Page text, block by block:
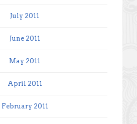
July 2011
June 2011
May 2011
April 2011
February 2011